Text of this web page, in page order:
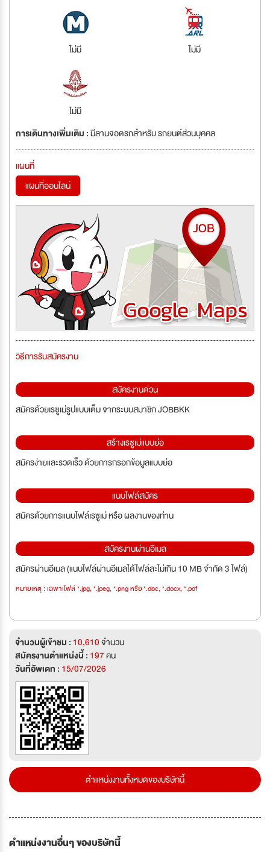
ไม่มี ไม่มี
ไม่มี
การเดินทางเพิ่มเติม :มีลานจอดรถสำหรับ รถยนต์ส่วนบุคคล
แผนที่
แผนที่ออนไลน์
วิธีการรับสมัครงาน
สมัครงานด่วน
สมัครด้วยเรซูเม่รูปแบบเต็ม จากระบบสมาชิก JOBBKK
สร้างเรซูเม่แบบย่อ
สมัครง่ายและรวดเร็ว ด้วยการกรอกข้อมูลแบบย่อ
แนบไฟล์สมัคร
สมัครด้วยการแนบไฟล์เรซูเม่ หรือ ผลงานของท่าน
สมัครงานผ่านอีเมล
สมัครผ่านอีเมล (แนบไฟล์ผ่านอีเมลได้ไฟล์ละไม่เกิน 10 MB จำกัด 3 ไฟล์)
หมายเหตุ : เฉพาะไฟล์ *.jpg, *.jpeg, *.png หรือ *.doc, *.docx, *.pdf
จำนวนผู้เข้าชม : 10,610จำนวน
สมัครงานตำแหน่งนี้ : 197คน
วันที่อัพเดท : 15/07/2026
ตำแหน่งงานทั้งหมดของบริษัทนี้
ตำแหน่งงานอื่นๆ ของบริษัทนี้